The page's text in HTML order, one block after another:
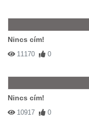
Nincs cím!
11170 0
Nincs cím!
10917 0